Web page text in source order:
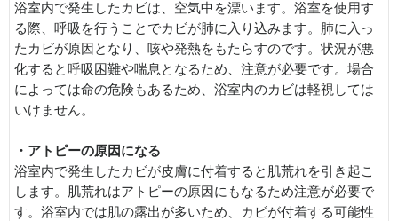
浴室内で発生したカビは、空気中を漂います。浴室を使用す
る際、呼吸を行うことでカビが肺に入り込みます。肺に入っ
たカビが原因となり、咳や発熱をもたらすのです。状況が悪
化すると呼吸困難や喘息となるため、注意が必要です。場合
によっては命の危険もあるため、浴室内のカビは軽視しては
いけません。
・アトピーの原因になる
浴室内で発生したカビが皮膚に付着すると肌荒れを引き起こ
します。肌荒れはアトピーの原因にもなるため注意が必要で
す。浴室内では肌の露出が多いため、カビが付着する可能性